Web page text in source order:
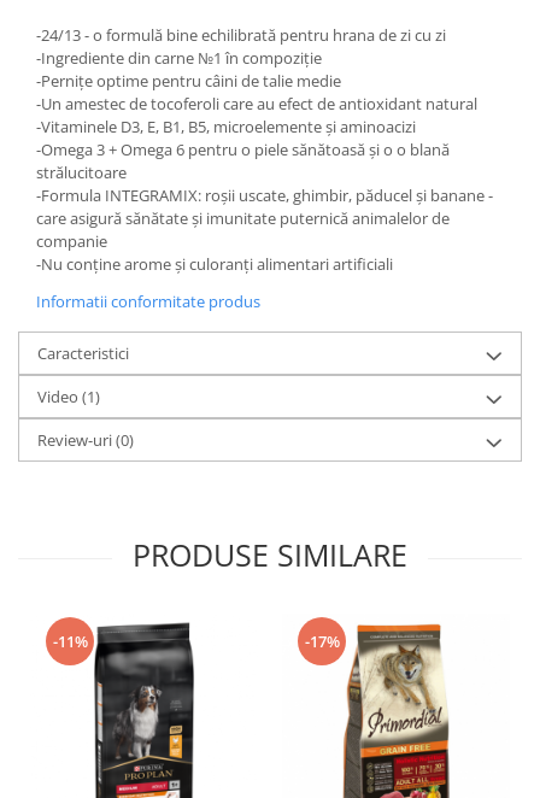
Filtre iaz
Pompe iaz
Incalzitor Iaz
Accesorii iaz
Cai
Toaletare cai
Casti echitatie
Accesorii cai
-24/13 - o formulă bine echilibrată pentru hrana de zi cu zi
-Ingrediente din carne №1 în compoziție
-Pernițe optime pentru câini de talie medie
-Un amestec de tocoferoli care au efect de antioxidant natural
-Vitaminele D3, E, B1, B5, microelemente și aminoacizi
-Omega 3 + Omega 6 pentru o piele sănătoasă și o o blană
strălucitoare
-Formula INTEGRAMIX: roșii uscate, ghimbir, păducel și banane -
care asigură sănătate și imunitate puternică animalelor de
companie
-Nu conține arome și culoranți alimentari artificiali
Informatii conformitate produs
Caracteristici
Video (1)
Review-uri(0)
PRODUSE SIMILARE
-11% -17%